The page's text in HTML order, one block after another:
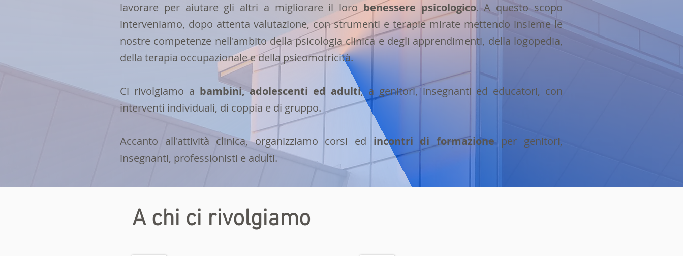
lavorare per aiutare gli altri a migliorare il lorobenessere psicologico. A questo scopo
interveniamo, dopo attenta valutazione, con strumenti e terapie mirate mettendo insieme le
nostre competenze nell'ambito della psicologia clinica e degli apprendimenti, della logopedia,
della terapia occupazionale e della psicomotricità.
Ci rivolgiamo a bambini, adolescenti ed adulti, a genitori, insegnanti ed educatori, con
interventi individuali, di coppia e di gruppo.
Accanto all'attività clinica, organizziamo corsi ed incontri di formazione per genitori,
insegnanti, professionisti e adulti.
A chi ci rivolgiamo